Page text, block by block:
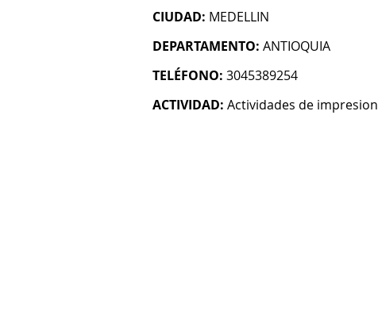
CIUDAD: MEDELLIN
DEPARTAMENTO: ANTIOQUIA
TELÉFONO: 3045389254
ACTIVIDAD: Actividades de impresion